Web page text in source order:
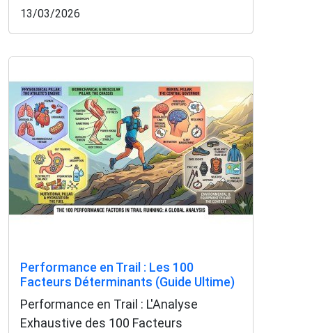
13/03/2026
Performance en Trail : Les 100
Facteurs Déterminants (Guide Ultime)
Performance en Trail : L'Analyse
Exhaustive des 100 Facteurs